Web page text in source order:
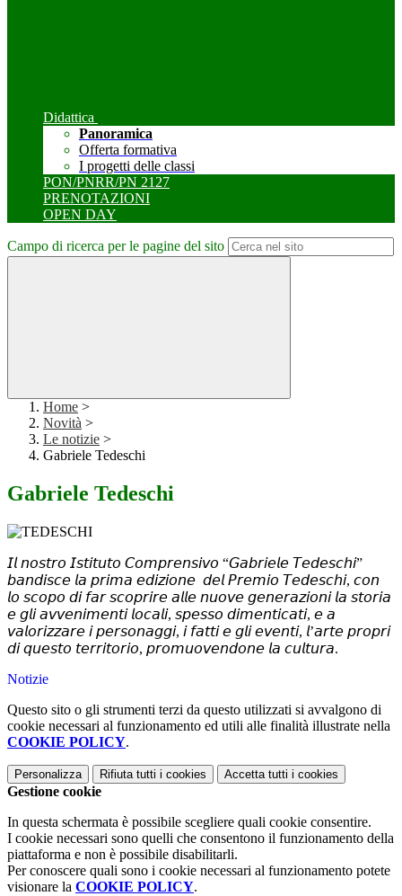
Didattica
Panoramica
Offerta formativa
I progetti delle classi
PON/PNRR/PN 2127
PRENOTAZIONI
OPEN DAY
Campo di ricerca per le pagine del sito
Home >
Novità >
Le notizie >
Gabriele Tedeschi
Gabriele Tedeschi
𝘐𝘭 𝘯𝘰𝘴𝘵𝘳𝘰 𝘐𝘴𝘵𝘪𝘵𝘶𝘵𝘰 𝘊𝘰𝘮𝘱𝘳𝘦𝘯𝘴𝘪𝘷𝘰 “𝘎𝘢𝘣𝘳𝘪𝘦𝘭𝘦 𝘛𝘦𝘥𝘦𝘴𝘤𝘩𝘪”
𝘣𝘢𝘯𝘥𝘪𝘴𝘤𝘦 𝘭𝘢 𝘱𝘳𝘪𝘮𝘢 𝘦𝘥𝘪𝘻𝘪𝘰𝘯𝘦 𝘥𝘦𝘭 𝘗𝘳𝘦𝘮𝘪𝘰 𝘛𝘦𝘥𝘦𝘴𝘤𝘩𝘪, 𝘤𝘰𝘯
𝘭𝘰 𝘴𝘤𝘰𝘱𝘰 𝘥𝘪 𝘧𝘢𝘳 𝘴𝘤𝘰𝘱𝘳𝘪𝘳𝘦 𝘢𝘭𝘭𝘦 𝘯𝘶𝘰𝘷𝘦 𝘨𝘦𝘯𝘦𝘳𝘢𝘻𝘪𝘰𝘯𝘪 𝘭𝘢 𝘴𝘵𝘰𝘳𝘪𝘢
𝘦 𝘨𝘭𝘪 𝘢𝘷𝘷𝘦𝘯𝘪𝘮𝘦𝘯𝘵𝘪 𝘭𝘰𝘤𝘢𝘭𝘪, 𝘴𝘱𝘦𝘴𝘴𝘰 𝘥𝘪𝘮𝘦𝘯𝘵𝘪𝘤𝘢𝘵𝘪, 𝘦 𝘢
𝘷𝘢𝘭𝘰𝘳𝘪𝘻𝘻𝘢𝘳𝘦 𝘪 𝘱𝘦𝘳𝘴𝘰𝘯𝘢𝘨𝘨𝘪, 𝘪 𝘧𝘢𝘵𝘵𝘪 𝘦 𝘨𝘭𝘪 𝘦𝘷𝘦𝘯𝘵𝘪, 𝘭’𝘢𝘳𝘵𝘦 𝘱𝘳𝘰𝘱𝘳𝘪
𝘥𝘪 𝘲𝘶𝘦𝘴𝘵𝘰 𝘵𝘦𝘳𝘳𝘪𝘵𝘰𝘳𝘪𝘰, 𝘱𝘳𝘰𝘮𝘶𝘰𝘷𝘦𝘯𝘥𝘰𝘯𝘦 𝘭𝘢 𝘤𝘶𝘭𝘵𝘶𝘳𝘢.
Notizie
Questo sito o gli strumenti terzi da questo utilizzati si avvalgono di
cookie necessari al funzionamento ed utili alle finalità illustrate nella
COOKIE POLICY.
Personalizza Rifiuta tutti i cookies Accetta tutti i cookies
Gestione cookie
In questa schermata è possibile scegliere quali cookie consentire.
I cookie necessari sono quelli che consentono il funzionamento della
piattaforma e non è possibile disabilitarli.
Per conoscere quali sono i cookie necessari al funzionamento potete
visionare la COOKIE POLICY.